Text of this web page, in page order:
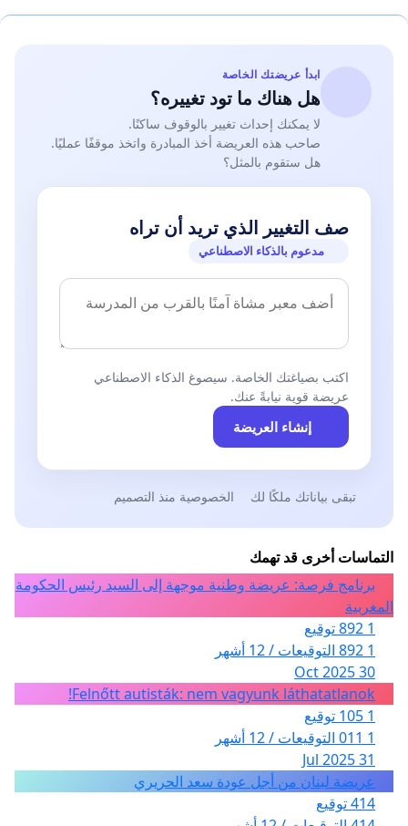
ابدأ عريضتك الخاصة
هل هناك ما تود تغييره؟
لا يمكنك إحداث تغيير بالوقوف ساكنًا.
صاحب هذه العريضة أخذ المبادرة واتخذ موقفًا عمليًا.
هل ستقوم بالمثل؟
صف التغيير الذي تريد أن تراه
مدعوم بالذكاء الاصطناعي
اكتب بصياغتك الخاصة. سيصوغ الذكاء الاصطناعي
عريضة قوية نيابةً عنك.
إنشاء العريضة
تبقى بياناتك ملكًا لك الخصوصية منذ التصميم
التماسات أخرى قد تهمك
برنامج فرصة: عريضة وطنية موجهة إلى السيد رئيس الحكومة
المغربية
1 892 توقيع
1 892 التوقيعات / 12 أشهر
30 Oct 2025
Felnőtt autisták: nem vagyunk láthatatlanok!
1 105 توقيع
1 011 التوقيعات / 12 أشهر
31 Jul 2025
عريضة لبنان من أجل عودة سعد الحريري
414 توقيع